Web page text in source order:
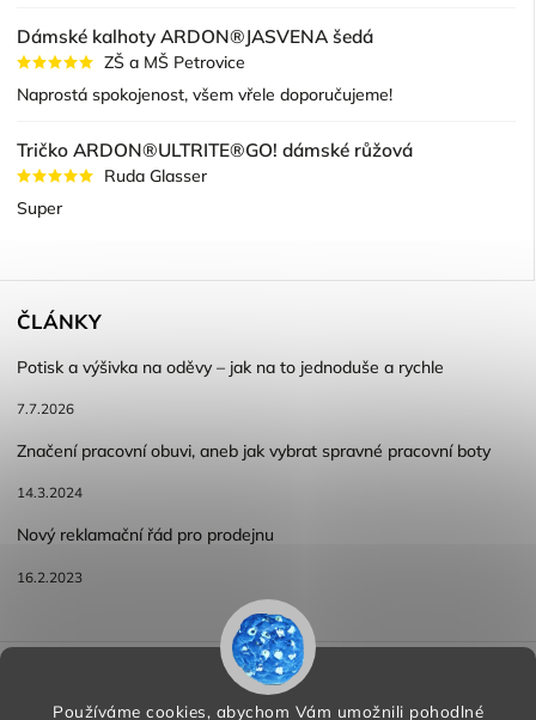
Používáme cookies, abychom Vám umožnili pohodlné
Dámské kalhoty ARDON®JASVENA šedá
ZŠ a MŠ Petrovice
Naprostá spokojenost, všem vřele doporučujeme!
Tričko ARDON®ULTRITE®GO! dámské růžová
Ruda Glasser
Super
ČLÁNKY
Potisk a výšivka na oděvy – jak na to jednoduše a rychle
7.7.2026
Značení pracovní obuvi, aneb jak vybrat spravné pracovní boty
14.3.2024
Nový reklamační řád pro prodejnu
16.2.2023
Reklamace a vracení zboží
Podmínky ochrany osobních údajů